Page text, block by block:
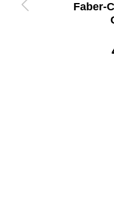
Faber-